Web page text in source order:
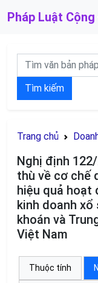
Pháp Luật
Tìm kiếm
Trang chủ
Nghị định
thù về cơ chế
hiệu quả hoạt
kinh doanh xổ
khoán và
Việt Nam
Thuộc tính